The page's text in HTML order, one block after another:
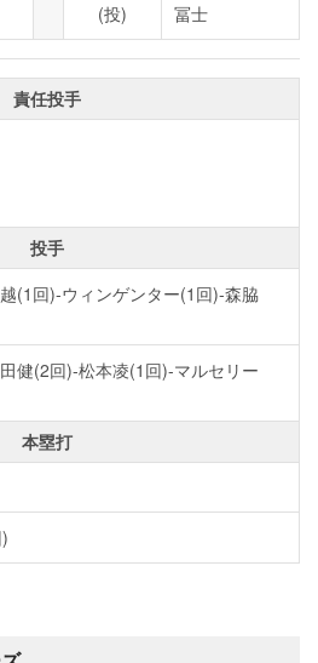
(投) 冨士
責任投手
投手
(1回)-ウィンゲンター(1回)-森脇
健(2回)-松本凌(1回)-マルセリー
本塁打